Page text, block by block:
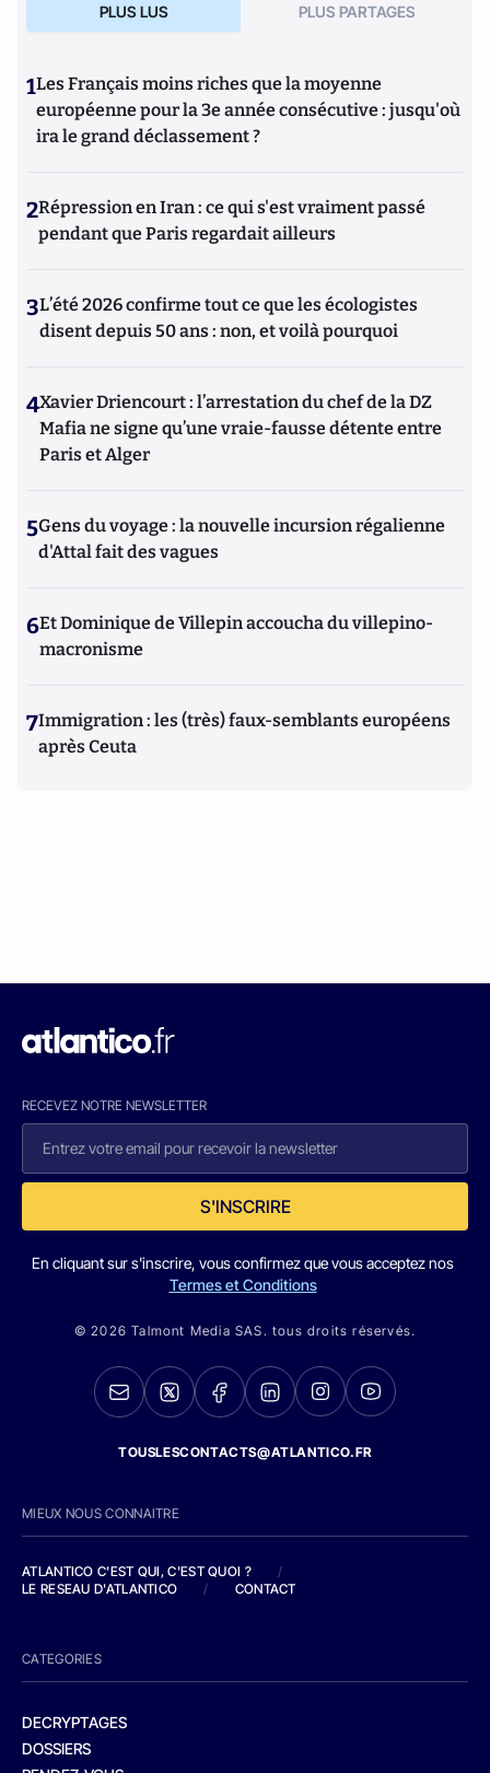
PLUS LUS PLUS PARTAGES
1Les Français moins riches que la moyenne
européenne pour la 3e année consécutive : jusqu'où
ira le grand déclassement ?
2Répression en Iran : ce qui s'est vraiment passé
pendant que Paris regardait ailleurs
3L’été 2026 confirme tout ce que les écologistes
disent depuis 50 ans : non, et voilà pourquoi
4Xavier Driencourt : l’arrestation du chef de la DZ
Mafia ne signe qu’une vraie-fausse détente entre
Paris et Alger
5Gens du voyage : la nouvelle incursion régalienne
d'Attal fait des vagues
6Et Dominique de Villepin accoucha du villepino-
macronisme
7Immigration : les (très) faux-semblants européens
après Ceuta
RECEVEZ NOTRE NEWSLETTER
S'INSCRIRE
En cliquant sur s'inscrire, vous confirmez que vous acceptez nos
Termes et Conditions
© 2026 Talmont Media SAS. tous droits réservés.
TOUSLESCONTACTS@ATLANTICO.FR
MIEUX NOUS CONNAITRE
ATLANTICO C'EST QUI, C'EST QUOI ?
/
LE RESEAU D'ATLANTICO
/ CONTACT
CATEGORIES
DECRYPTAGES
DOSSIERS